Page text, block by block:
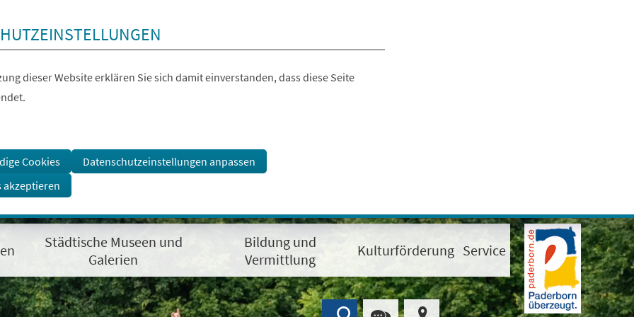
dieser Website erklären Sie sich damit einverstanden, dass diese Seite
Cookies
Datenschutzeinstellungen anpassen
akzeptieren
Städtische Museen und
Galerien
Bildung und
Vermittlung
Kulturförderung Service